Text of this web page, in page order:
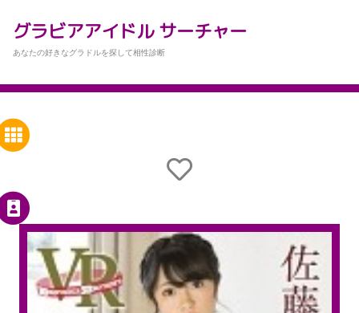
グラビアアイドル サーチャー
あなたの好きなグラドルを探して相性診断